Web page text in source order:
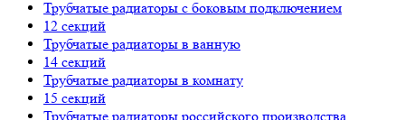
Трубчатые радиаторы с боковым подключением
12 секций
Трубчатые радиаторы в ванную
14 секций
Трубчатые радиаторы в комнату
15 секций
Трубчатые радиаторы российского производства